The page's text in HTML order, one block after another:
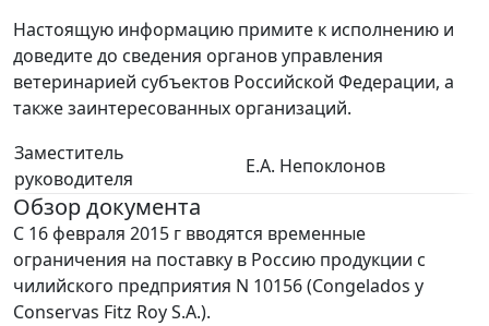
Настоящую информацию примите к исполнению и
доведите до сведения органов управления
ветеринарией субъектов Российской Федерации, а
также заинтересованных организаций.
Заместитель
руководителя
Е.А. Непоклонов
Обзор документа
С 16 февраля 2015 г вводятся временные
ограничения на поставку в Россию продукции с
чилийского предприятия N 10156 (Congelados у
Conservas Fitz Roy S.A.).